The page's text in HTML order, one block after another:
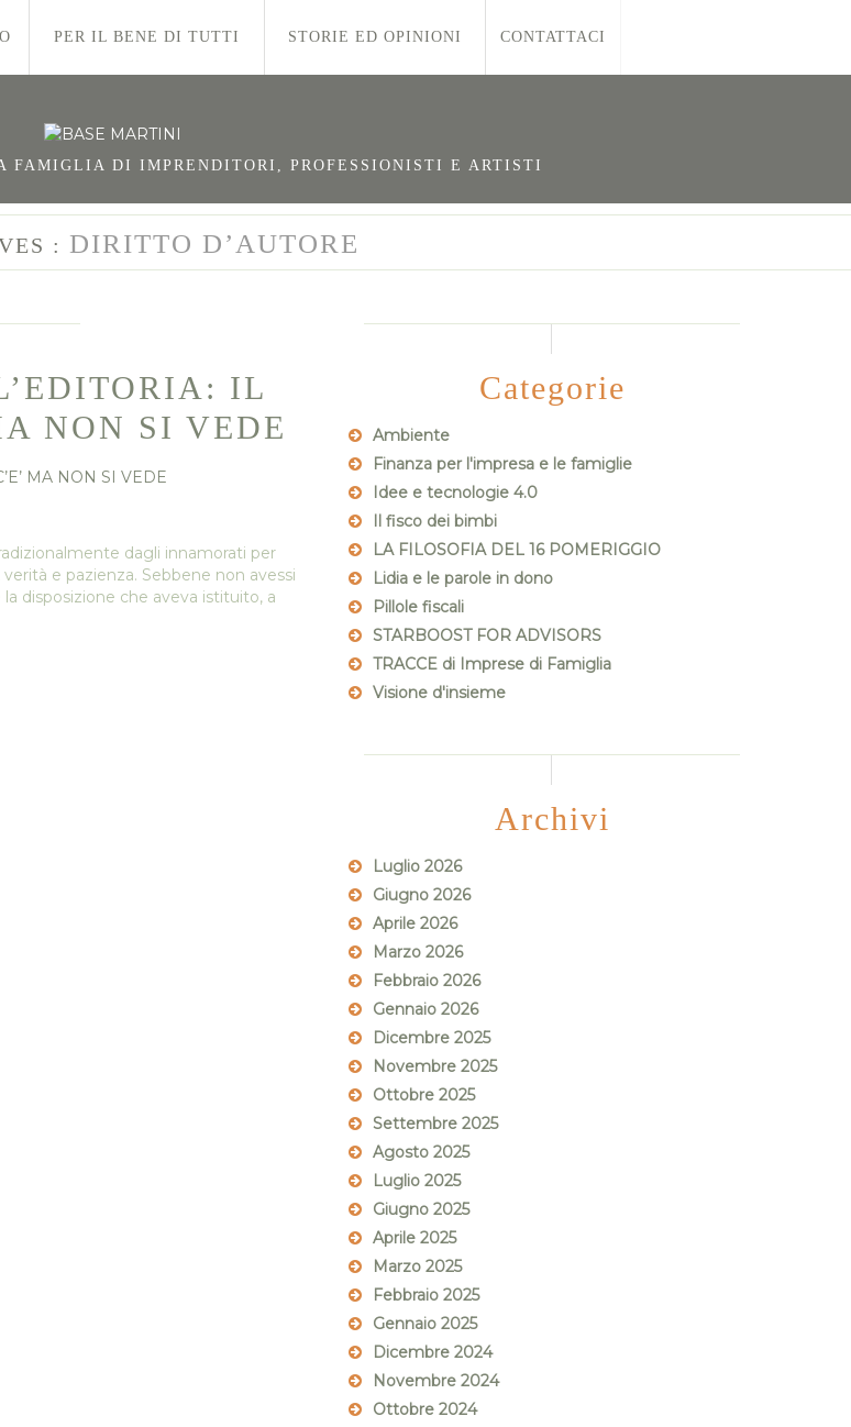
PER IL BENE DI TUTTI STORIE ED OPINIONI CONTATTACI
FAMIGLIA DI IMPRENDITORI, PROFESSIONISTI E ARTISTI
: DIRITTO D’AUTORE
IL
NON SI VEDE
dagli innamorati per
e pazienza. Sebbene non avessi
disposizione che aveva istituito, a
Categorie
Ambiente
Finanza per l'impresa e le famiglie
Idee e tecnologie 4.0
Il fisco dei bimbi
LA FILOSOFIA DEL 16 POMERIGGIO
Lidia e le parole in dono
Pillole fiscali
STARBOOST FOR ADVISORS
TRACCE di Imprese di Famiglia
Visione d'insieme
Archivi
Luglio 2026
Giugno 2026
Aprile 2026
Marzo 2026
Febbraio 2026
Gennaio 2026
Dicembre 2025
Novembre 2025
Ottobre 2025
Settembre 2025
Agosto 2025
Luglio 2025
Giugno 2025
Aprile 2025
Marzo 2025
Febbraio 2025
Gennaio 2025
Dicembre 2024
Novembre 2024
Ottobre 2024